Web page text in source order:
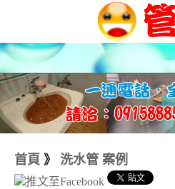
首頁 》 洗水管 案例